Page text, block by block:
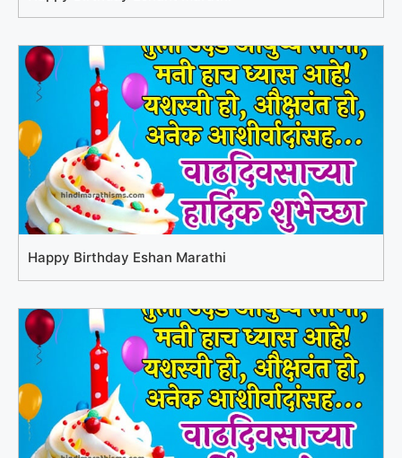
Happy Birthday Eshan Marathi